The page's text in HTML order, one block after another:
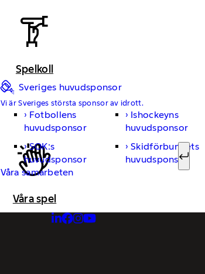
Sveriges huvudsponsor
Vi är Sveriges största sponsor av idrott.
Fotbollens
huvudsponsor
Ishockeyns
huvudsponsor
SOK:s
huvudsponsor
Skidförbundets
huvudsponsor
Våra samarbeten
Sök
Spelkoll
Våra spel